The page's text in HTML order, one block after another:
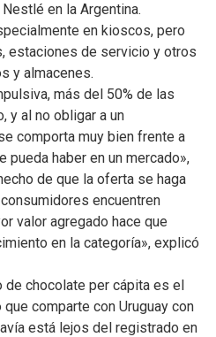
en la Argentina.
en kioscos, pero
estaciones de servicio y otros
y almacenes.
más del 50% de las
y al no obligar a un
comporta muy bien frente a
pueda haber en un mercado»,
de que la oferta se haga
encuentren
valor agregado hace que
en la categoría», explicó
de chocolate per cápita es el
comparte con Uruguay con
está lejos del registrado en